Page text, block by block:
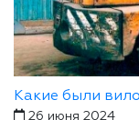
Какие были
26 июня 2024